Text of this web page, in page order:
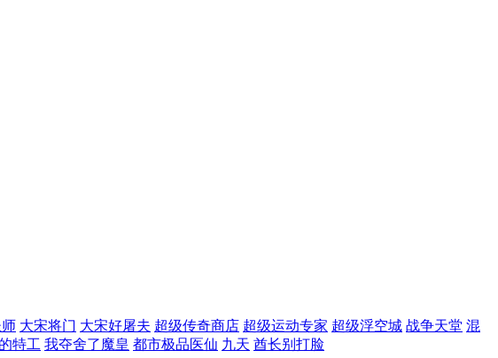
大宋将门 大宋好屠夫 超级传奇商店 超级运动专家 超级浮空城 战争天堂 混
特工 我夺舍了魔皇 都市极品医仙 九天 酋长别打脸